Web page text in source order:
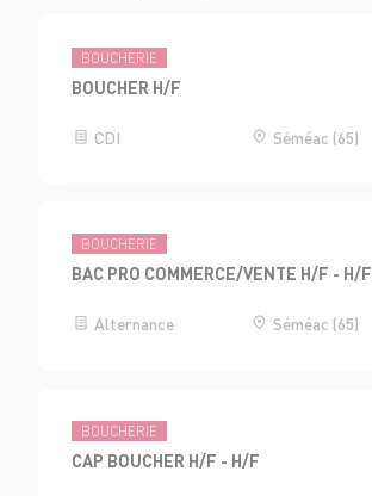
BOUCHERIE
BOUCHER H/F
CDI Séméac (65)
BOUCHERIE
BAC PRO COMMERCE/VENTE H/F - H/F
Alternance Séméac (65)
BOUCHERIE
CAP BOUCHER H/F - H/F